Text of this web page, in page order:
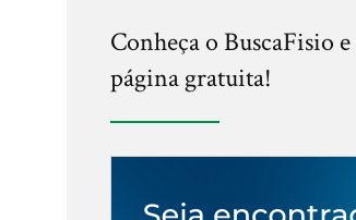
Conheça o BuscaFisio
página gratuita!